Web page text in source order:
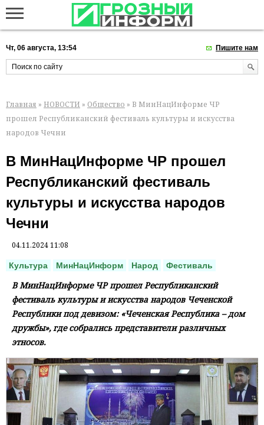
Чт, 06 августа, 13:54 Пишите нам
Главная » НОВОСТИ » Общество » В МинНацИнформе ЧР
прошел Республиканский фестиваль культуры и искусства
народов Чечни
В МинНацИнформе ЧР прошел
Республиканский фестиваль
культуры и искусства народов
Чечни
04.11.2024 11:08
Культура МинНацИнформ Народ Фестиваль
В МинНацИнформе ЧР прошел Республиканский
фестиваль культуры и искусства народов Чеченской
Республики под девизом: «Чеченская Республика – дом
дружбы», где собрались представители различных
этносов.